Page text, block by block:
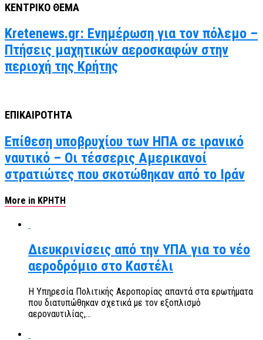
ΚΕΝΤΡΙΚΟ ΘΕΜΑ
Kretenews.gr: Ενημέρωση για τον πόλεμο –
Πτήσεις μαχητικών αεροσκαφών στην
περιοχή της Κρήτης
ΕΠΙΚΑΙΡΟΤΗΤΑ
Επίθεση υποβρυχίου των ΗΠΑ σε ιρανικό
ναυτικό – Οι τέσσερις Αμερικανοί
στρατιώτες που σκοτώθηκαν από το Ιράν
More in ΚΡΗΤΗ
Διευκρινίσεις από την ΥΠΑ για το νέο
αεροδρόμιο στο Καστέλι
Η Υπηρεσία Πολιτικής Αεροπορίας απαντά στα ερωτήματα
που διατυπώθηκαν σχετικά με τον εξοπλισμό
αεροναυτιλίας,...